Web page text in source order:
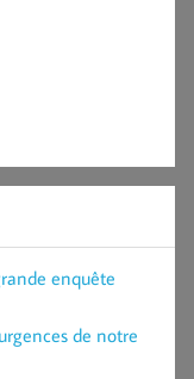
enquête
de notre